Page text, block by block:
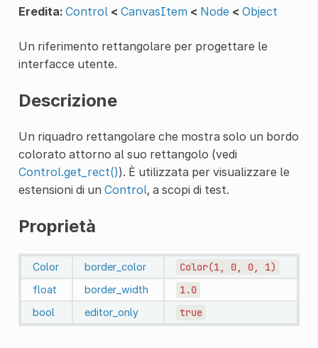
Eredita: Control < CanvasItem < Node < Object
Un riferimento rettangolare per progettare le
interfacce utente.
Descrizione
Un riquadro rettangolare che mostra solo un bordo
colorato attorno al suo rettangolo (vedi
Control.get_rect()). È utilizzata per visualizzare le
estensioni di un Control, a scopi di test.
Proprietà
Color border_color Color(1, 0, 0, 1)
float border_width 1.0
bool editor_only true